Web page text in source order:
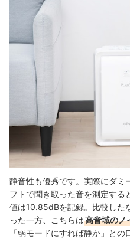
静音性も優秀です。実際にダミ
フトで聞き取った音を測定す
値は10.85dBを記録。比較した
った一方、こちらは高音域のノ
「弱モードにすれば静か」と